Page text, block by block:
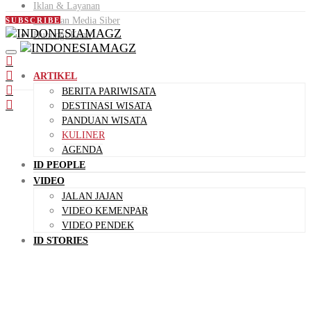
Iklan & Layanan
Pedoman Media Siber
Hubungi Kami
SUBSCRIBE
ARTIKEL
BERITA PARIWISATA
DESTINASI WISATA
PANDUAN WISATA
KULINER
AGENDA
ID PEOPLE
VIDEO
JALAN JAJAN
VIDEO KEMENPAR
VIDEO PENDEK
ID STORIES